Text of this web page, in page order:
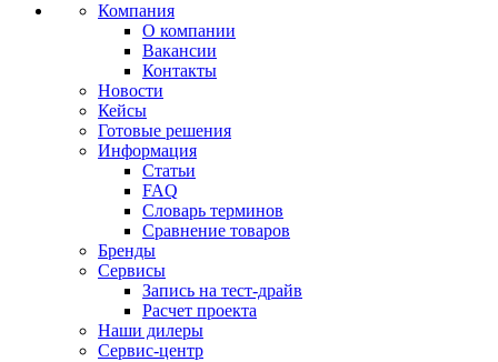
Компания
О компании
Вакансии
Контакты
Новости
Кейсы
Готовые решения
Информация
Статьи
FAQ
Словарь терминов
Сравнение товаров
Бренды
Сервисы
Запись на тест-драйв
Расчет проекта
Наши дилеры
Сервис-центр